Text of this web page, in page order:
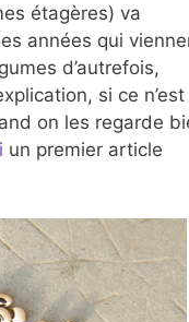
étagères) va
années qui
d’autrefois,
si ce n’est
on les regarde
un premier article